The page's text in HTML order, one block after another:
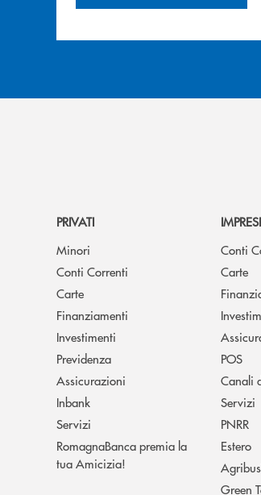
PRIVATI
Minori
Conti Correnti
Carte
Finanziamenti
Investimenti
Previdenza
Assicurazioni
Inbank
Servizi
RomagnaBanca premia la
tua Amicizia!
Conti
Carte
POS
Canali
Servizi
PNRR
Estero
Green